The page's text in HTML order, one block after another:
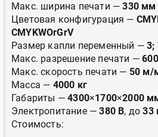
Макс. ширина печати —330 мм
Цветовая конфигурация —
CMYKWOrGrV
Размер капли переменный —3;
Макс. разрешение печати —600
Макс. скорость печати — 50 м/
Масса — 4000 кг
Габариты —4300×1700×2000
Электропитание —380 В, до33
Стоимость: